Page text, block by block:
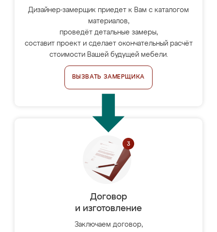
Дизайнер-замерщик приедет к Вам с каталогом
материалов,
проведёт детальные замеры,
составит проект и сделает окончательный расчёт
стоимости Вашей будущей мебели.
ВЫЗВАТЬ ЗАМЕРЩИКА
Договор
и изготовление
Заключаем договор,